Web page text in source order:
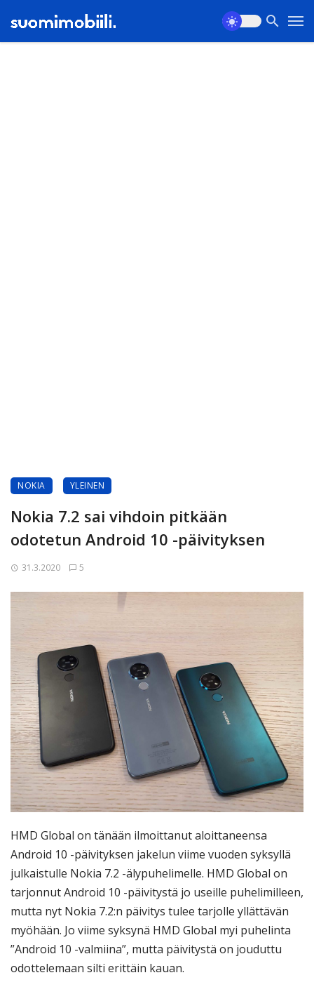
NOKIA YLEINEN
Nokia 7.2 sai vihdoin pitkään
odotetun Android 10 -päivityksen
31.3.2020 5
HMD Global on tänään ilmoittanut aloittaneensa
Android 10 -päivityksen jakelun viime vuoden syksyllä
julkaistulle Nokia 7.2 -älypuhelimelle. HMD Global on
tarjonnut Android 10 -päivitystä jo useille puhelimilleen,
mutta nyt Nokia 7.2:n päivitys tulee tarjolle yllättävän
myöhään. Jo viime syksynä HMD Global myi puhelinta
”Android 10 -valmiina”, mutta päivitystä on jouduttu
odottelemaan silti erittäin kauan.